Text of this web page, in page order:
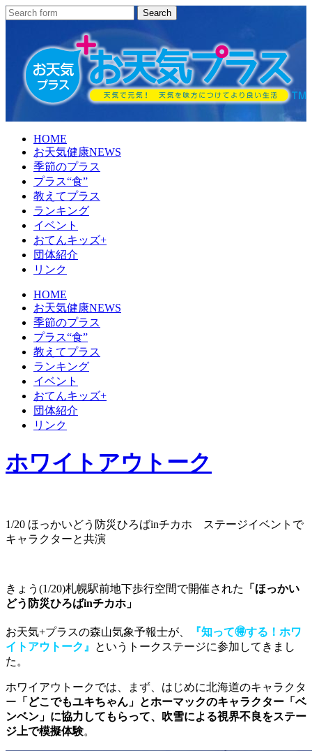
HOME
お天気健康NEWS
季節のプラス
プラス“食”
教えてプラス
ランキング
イベント
おてんキッズ+
団体紹介
リンク
HOME
お天気健康NEWS
季節のプラス
プラス“食”
教えてプラス
ランキング
イベント
おてんキッズ+
団体紹介
リンク
ホワイトアウトーク
1/20 ほっかいどう防災ひろばinチカホ ステージイベントで
キャラクターと共演
きょう(1/20)札幌駅前地下歩行空間で開催された
「ほっかい
どう防災ひろばinチカホ」
お天気+プラスの森山気象予報士が、
『知って🉐する！ホワ
イトアウトーク』
というトークステージに参加してきまし
た。
ホワイアウトークでは、まず、はじめに北海道のキャラクタ
ー 「どこでもユキちゃん」とホーマックのキャラクター「ベ
ンベン」に協力してもらって、吹雪による視界不良をステー
ジ上で模擬体験。